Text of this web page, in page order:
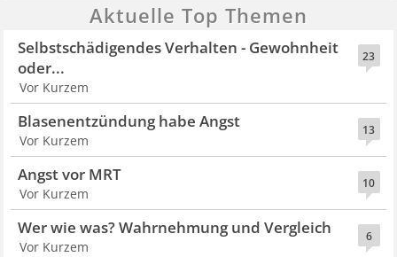
Aktuelle Top Themen
23
Selbstschädigendes Verhalten - Gewohnheit
oder...
Vor Kurzem
13
Blasenentzündung habe Angst
Vor Kurzem
10
Angst vor MRT
Vor Kurzem
6
Wer wie was? Wahrnehmung und Vergleich
Vor Kurzem